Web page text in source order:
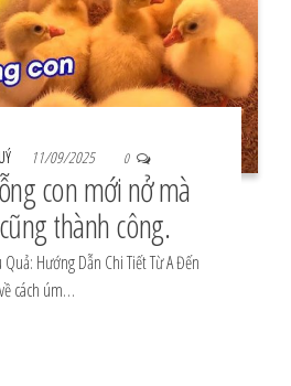
11/09/2025 0
con mới nở mà
thành công.
Hướng Dẫn Chi Tiết Từ A Đến
cách úm…